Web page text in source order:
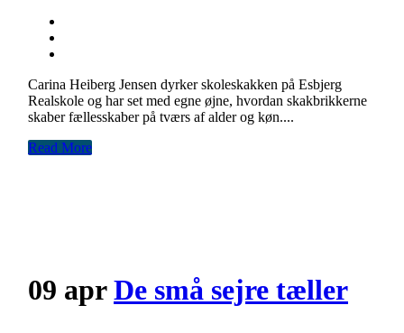
Carina Heiberg Jensen dyrker skoleskakken på Esbjerg
Realskole og har set med egne øjne, hvordan skakbrikkerne
skaber fællesskaber på tværs af alder og køn....
Read More
09 apr De små sejre tæller